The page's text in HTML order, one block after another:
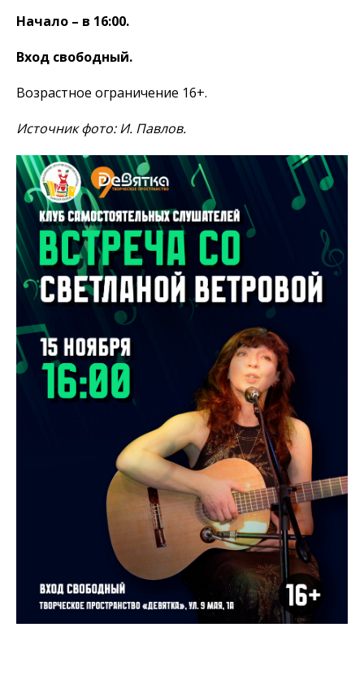
Начало – в 16:00.
Вход свободный.
Возрастное ограничение 16+.
Источник фото: И. Павлов.